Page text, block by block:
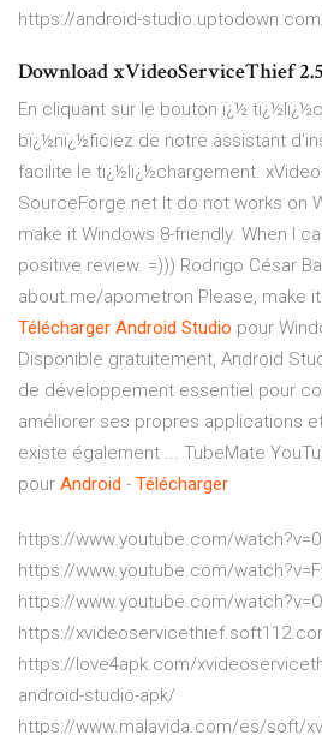
https://android-
Download xVideoServiceThief 2.5
En cliquant sur le bouton ï¿½
bï¿½nï¿½ficiez de notre assistant
facilite le tï¿½lï¿½chargement.
SourceForge.net It do not works on
make it Windows 8-friendly. When I
positive review. =))) Rodrigo César
about.me/apometron Please, make
Télécharger Android Studio pour
Disponible gratuitement, Android
de développement essentiel pour
améliorer ses propres applications et
existe également ... TubeMate
pour Android - Télécharger
https://www.youtube.com/
https://www.youtube.com/
https://www.youtube.com/
https://
https://love4apk.com/
android-studio-apk/
https://www.malavida.com/es/soft/